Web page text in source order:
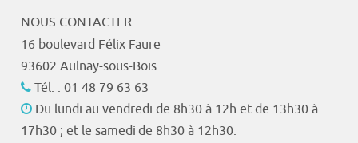
NOUS CONTACTER
16 boulevard Félix Faure
93602 Aulnay-sous-Bois
Tél. : 01 48 79 63 63
Du lundi au vendredi de 8h30 à 12h et de 13h30 à
17h30 ; et le samedi de 8h30 à 12h30.